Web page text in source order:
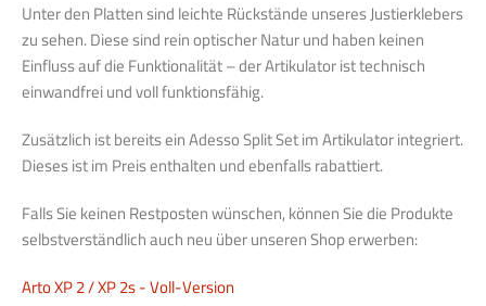
Unter den Platten sind leichte Rückstände unseres Justierklebers
zu sehen. Diese sind rein optischer Natur und haben keinen
Einfluss auf die Funktionalität – der Artikulator ist technisch
einwandfrei und voll funktionsfähig.
Zusätzlich ist bereits ein Adesso Split Set im Artikulator integriert.
Dieses ist im Preis enthalten und ebenfalls rabattiert.
Falls Sie keinen Restposten wünschen, können Sie die Produkte
selbstverständlich auch neu über unseren Shop erwerben:
Arto XP 2 / XP 2s - Voll-Version